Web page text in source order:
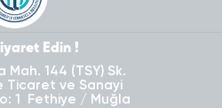
Edin !
Mah. 144 (TSY) Sk.
Ticaret ve Sanayi
1 Fethiye / Muğla